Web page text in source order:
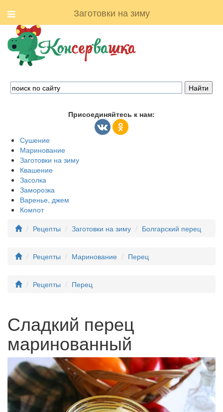
Заготовки на зиму
Присоединяйтесь к нам:
Сушение
Маринование
Заготовки на зиму
Квашение
Засолка
Заморозка
Варенье, джем
Компот
Рецепты
Заготовки на зиму Болгарский перец
Рецепты Маринование Перец
Рецепты Перец
Сладкий перец
маринованный